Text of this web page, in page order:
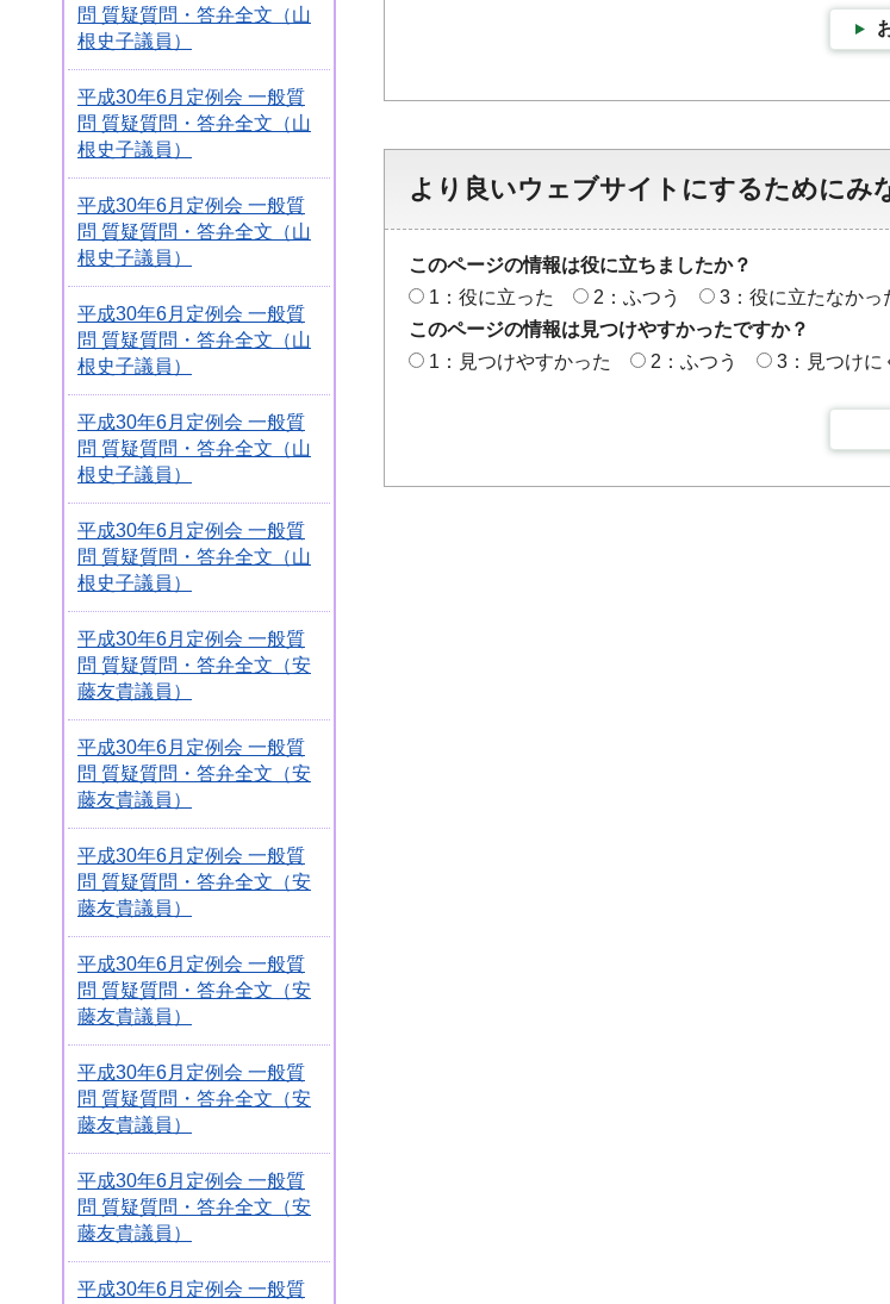
問 質疑質問・答弁全文（山
根史子議員）
平成30年6月定例会 一般質
問 質疑質問・答弁全文（山
根史子議員）
平成30年6月定例会 一般質
問 質疑質問・答弁全文（山
根史子議員）
平成30年6月定例会 一般質
問 質疑質問・答弁全文（山
根史子議員）
平成30年6月定例会 一般質
問 質疑質問・答弁全文（山
根史子議員）
平成30年6月定例会 一般質
問 質疑質問・答弁全文（山
根史子議員）
平成30年6月定例会 一般質
問 質疑質問・答弁全文（安
藤友貴議員）
平成30年6月定例会 一般質
問 質疑質問・答弁全文（安
藤友貴議員）
平成30年6月定例会 一般質
問 質疑質問・答弁全文（安
藤友貴議員）
平成30年6月定例会 一般質
問 質疑質問・答弁全文（安
藤友貴議員）
平成30年6月定例会 一般質
問 質疑質問・答弁全文（安
藤友貴議員）
平成30年6月定例会 一般質
問 質疑質問・答弁全文（安
藤友貴議員）
平成30年6月定例会 一般質
より良いウェブサイトにするためにみ
このページの情報は役に立ちましたか？
1：役に立った
2：ふつう
3：役に立たなかっ
このページの情報は見つけやすかったですか？
1：見つけやすかった
2：ふつう 3：見つけに